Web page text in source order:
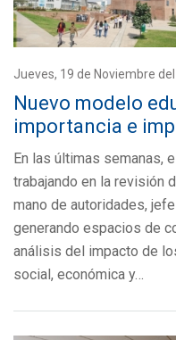
Jueves, 19 de Noviembre
Nuevo modelo
importancia e
En las últimas semanas,
trabajando en la revisión
mano de autoridades,
generando espacios de
análisis del impacto de
social, económica y…